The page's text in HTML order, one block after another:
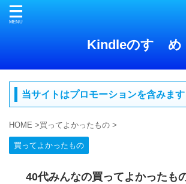
Kindleのすゝめ
当サイトはプロモーションを含みます
HOME >買ってよかったもの >
買ってよかったもの
40代みんなの買ってよかったも